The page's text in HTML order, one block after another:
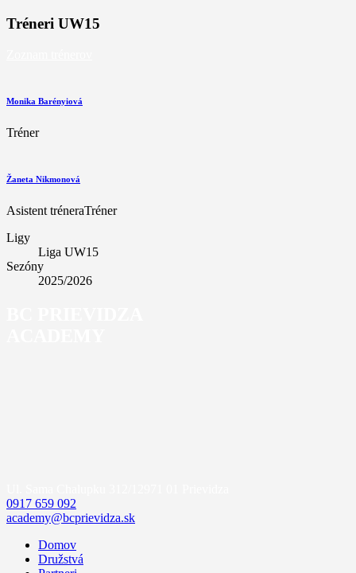
Tréneri UW15
Monika Barényiová
Tréner
Žaneta Nikmonová
Asistent tréneraTréner
Ligy
Liga UW15
Sezóny
2025/2026
0917 659 092
academy@bcprievidza.sk
Domov
Družstvá